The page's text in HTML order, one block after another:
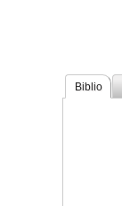
Biblio